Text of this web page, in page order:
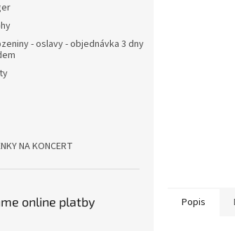
- oslavy - objednávka 3 dny
NA KONCERT
online platby Popis